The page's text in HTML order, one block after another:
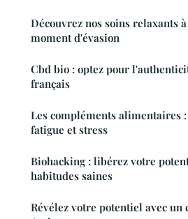
Découvrez nos soins relaxants
moment d'évasion
Cbd bio : optez pour
français
Les compléments alimentaires
fatigue et stress
Biohacking : libérez votre
habitudes saines
Révélez votre potentiel avec un